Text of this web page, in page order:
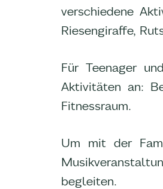
verschiedene
Riesengiraffe,
Für Teenager
Aktivitäten an:
Fitnessraum.
Um mit der
begleiten.